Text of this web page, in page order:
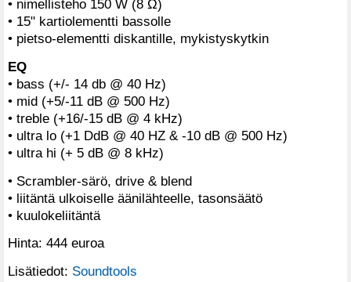
• nimellisteho 150 W (8 Ω)
• 15" kartiolementti bassolle
• pietso-elementti diskantille, mykistyskytkin
EQ
• bass (+/- 14 db @ 40 Hz)
• mid (+5/-11 dB @ 500 Hz)
• treble (+16/-15 dB @ 4 kHz)
• ultra lo (+1 DdB @ 40 HZ & -10 dB @ 500 Hz)
• ultra hi (+ 5 dB @ 8 kHz)
• Scrambler-särö, drive & blend
• liitäntä ulkoiselle äänilähteelle, tasonsäätö
• kuulokeliitäntä
Hinta: 444 euroa
Lisätiedot: Soundtools